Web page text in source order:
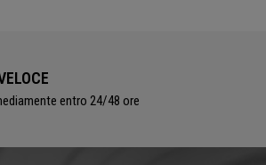
entro 24/48 ore